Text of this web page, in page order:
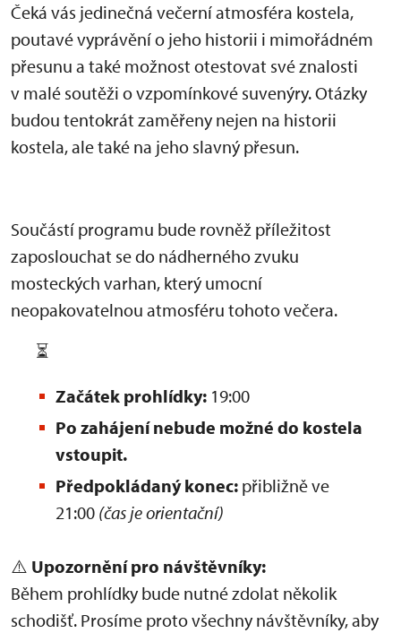
Čeká vás jedinečná večerní atmosféra kostela,
poutavé vyprávění o jeho historii i mimořádném
přesunu a také možnost otestovat své znalosti
v malé soutěži o vzpomínkové suvenýry. Otázky
budou tentokrát zaměřeny nejen na historii
kostela, ale také na jeho slavný přesun.
Součástí programu bude rovněž příležitost
zaposlouchat se do nádherného zvuku
mosteckých varhan, který umocní
neopakovatelnou atmosféru tohoto večera.
⏳
Začátek prohlídky: 19:00
Po zahájení nebude možné do kostela
vstoupit.
Předpokládaný konec: přibližně ve
21:00 (čas je orientační)
⚠️ Upozornění pro návštěvníky:
Během prohlídky bude nutné zdolat několik
schodišť. Prosíme proto všechny návštěvníky, aby